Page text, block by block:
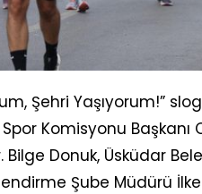
Şehri Yaşıyorum!”
Spor Komisyonu
Donuk, Üsküdar
Şube Müdürü